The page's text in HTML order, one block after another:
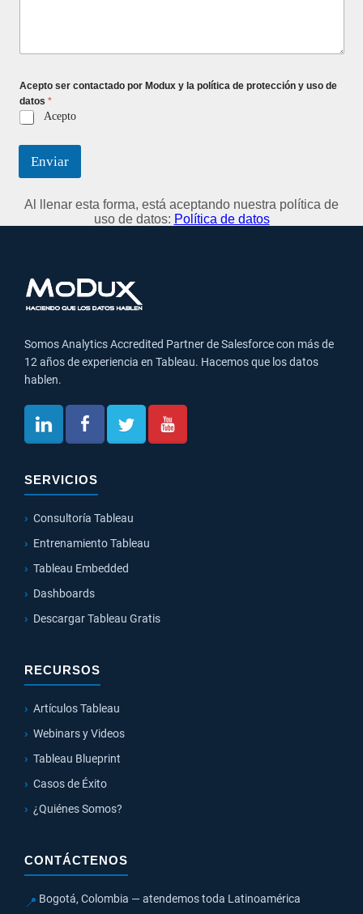
Acepto ser contactado por Modux y la política de protección y uso de
datos *
Acepto
Enviar
Al llenar esta forma, está aceptando nuestra política de
uso de datos: Política de datos
Somos Analytics Accredited Partner de Salesforce con más de
12 años de experiencia en Tableau. Hacemos que los datos
hablen.
SERVICIOS
Consultoría Tableau
Entrenamiento Tableau
Tableau Embedded
Dashboards
Descargar Tableau Gratis
RECURSOS
Artículos Tableau
Webinars y Videos
Tableau Blueprint
Casos de Éxito
¿Quiénes Somos?
CONTÁCTENOS
📍 Bogotá, Colombia — atendemos toda Latinoamérica